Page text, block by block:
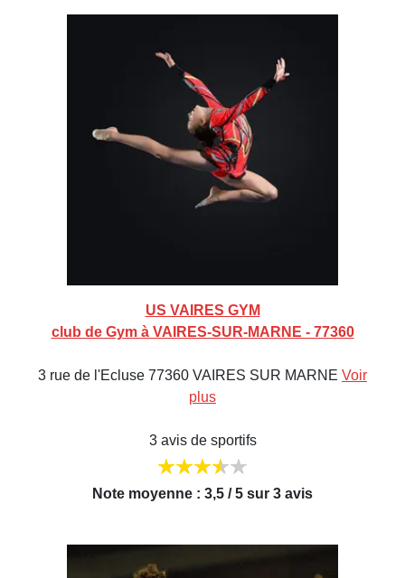
US VAIRES GYM
club de Gym à VAIRES-SUR-MARNE - 77360
3 rue de l'Ecluse 77360 VAIRES SUR MARNE Voir
plus
3 avis de sportifs
Note moyenne : 3,5 / 5 sur 3 avis